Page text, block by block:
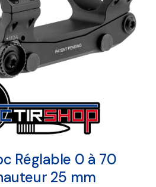
Réglable 0 à 70
25 mm